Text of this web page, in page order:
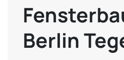
Berlin